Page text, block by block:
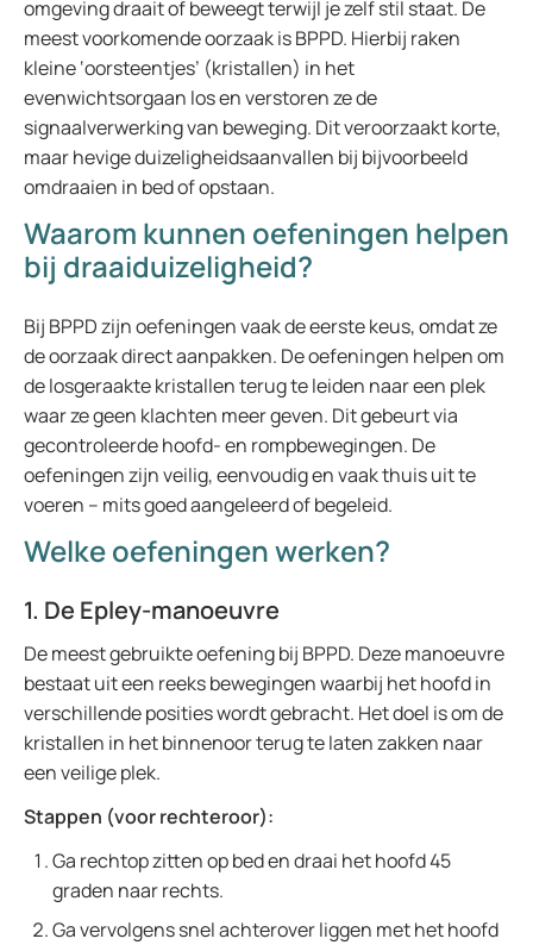
omgeving draait of beweegt terwijl je zelf stil staat. De
meest voorkomende oorzaak is BPPD. Hierbij raken
kleine ‘oorsteentjes’ (kristallen) in het
evenwichtsorgaan los en verstoren ze de
signaalverwerking van beweging. Dit veroorzaakt korte,
maar hevige duizeligheidsaanvallen bij bijvoorbeeld
omdraaien in bed of opstaan.
Waarom kunnen oefeningen helpen
bij draaiduizeligheid?
Bij BPPD zijn oefeningen vaak de eerste keus, omdat ze
de oorzaak direct aanpakken. De oefeningen helpen om
de losgeraakte kristallen terug te leiden naar een plek
waar ze geen klachten meer geven. Dit gebeurt via
gecontroleerde hoofd- en rompbewegingen. De
oefeningen zijn veilig, eenvoudig en vaak thuis uit te
voeren – mits goed aangeleerd of begeleid.
Welke oefeningen werken?
1. De Epley-manoeuvre
De meest gebruikte oefening bij BPPD. Deze manoeuvre
bestaat uit een reeks bewegingen waarbij het hoofd in
verschillende posities wordt gebracht. Het doel is om de
kristallen in het binnenoor terug te laten zakken naar
een veilige plek.
Stappen (voor rechteroor):
Ga rechtop zitten op bed en draai het hoofd 45
graden naar rechts.
Ga vervolgens snel achterover liggen met het hoofd